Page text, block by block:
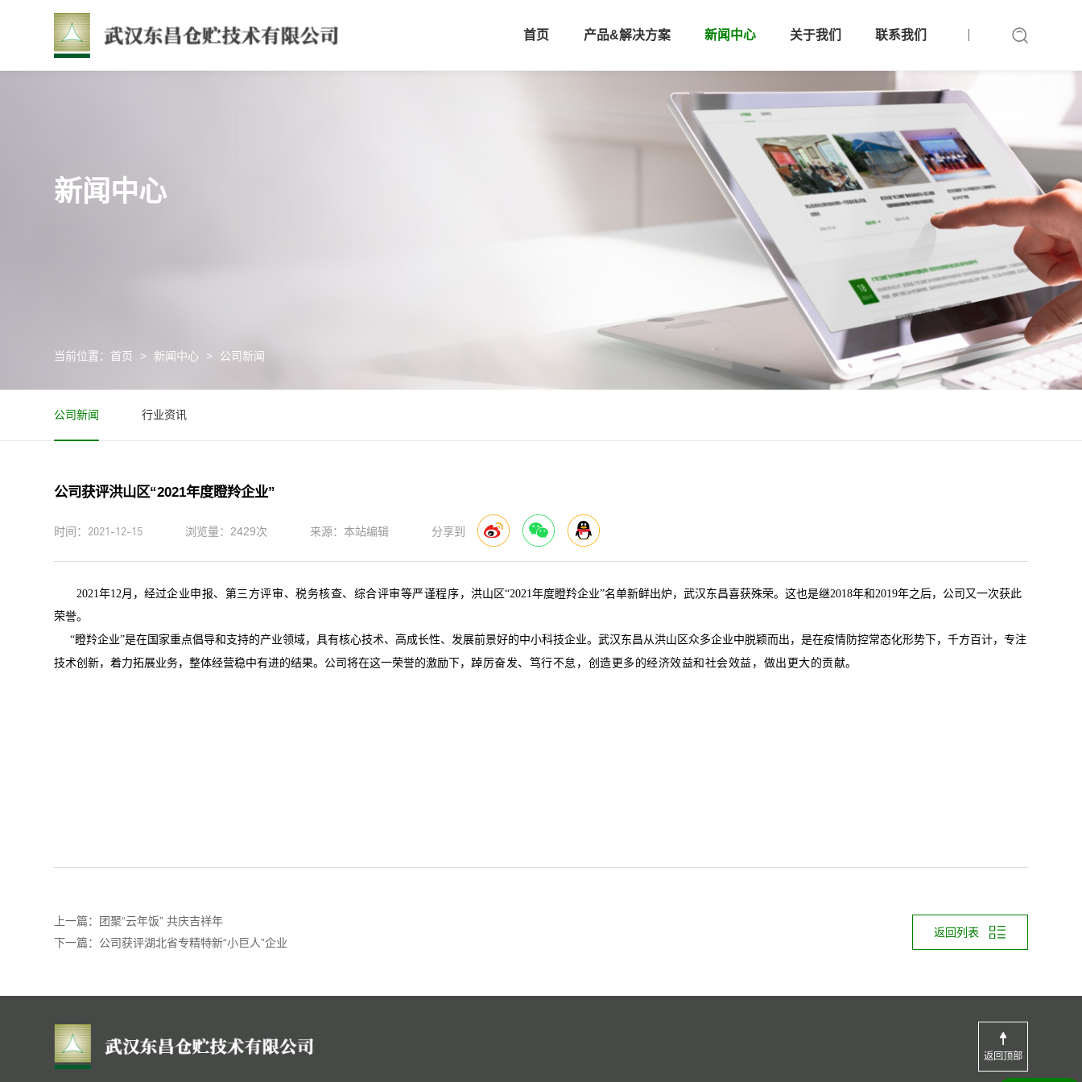
首页 产品&解决方案 新闻中心 关于我们 联系我们
新闻中心
当前位置： 首页 > 新闻中心 > 公司新闻
公司新闻 行业资讯
公司获评洪山区“2021年度瞪羚企业”
时间： 2021-12-15 浏览量：2429次 来源：本站编辑 分享到
2021年12月，经过企业申报、第三方评审、税务核查、综合评审等严谨程序，洪山区“2021年度瞪羚企业”名单新鲜出炉，武汉东昌喜获殊荣。这也是继2018年和2019年之后，公司又一次获此
荣誉。
“瞪羚企业”是在国家重点倡导和支持的产业领域，具有核心技术、高成长性、发展前景好的中小科技企业。武汉东昌从洪山区众多企业中脱颖而出，是在疫情防控常态化形势下，千方百计，专注
技术创新，着力拓展业务，整体经营稳中有进的结果。公司将在这一荣誉的激励下， 踔厉奋发、笃行不怠，创造更多的经济效益和社会效益，做出更大的贡献。
上一篇： 团聚“云年饭” 共庆吉祥年
下一篇： 公司获评湖北省专精特新“小巨人”企业
返回列表
返回顶部